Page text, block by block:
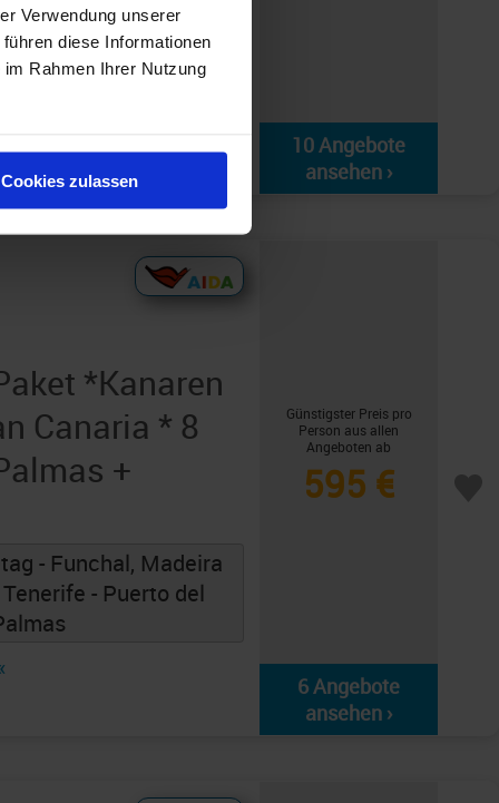
Verwendung unserer
diese Informationen
Rahmen Ihrer Nutzung
Cookies zulassen
del Rosario -
- Funchal,
10 Angebote
ansehen ›
*Kanaren
Canaria * 8
+
- Funchal, Madeira
- Puerto del
Günstigster Preis pro
Person aus allen
Angeboten ab
595 €
6 Angebote
ansehen ›